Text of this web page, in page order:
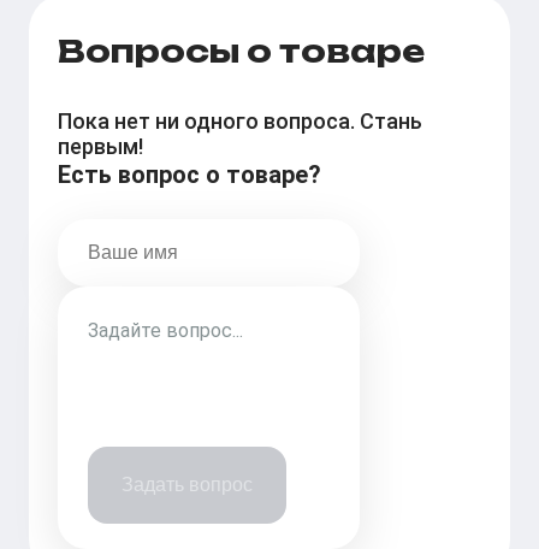
Вопросы о товаре
Пока нет ни одного вопроса. Стань
первым!
Есть вопрос о товаре?
Задать вопрос